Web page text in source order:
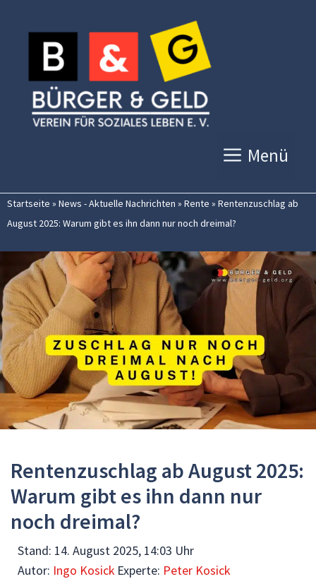
Inhalt
springen
Menü
Startseite » News - Aktuelle Nachrichten » Rente » Rentenzuschlag ab
August 2025: Warum gibt es ihn dann nur noch dreimal?
Rentenzuschlag ab August 2025:
Warum gibt es ihn dann nur
noch dreimal?
Stand: 14. August 2025, 14:03 Uhr
Autor: Ingo Kosick Experte: Peter Kosick